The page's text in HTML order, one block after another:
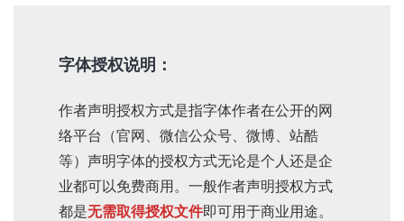
字体授权说明：
作者声明授权方式是指字体作者在公开的网
络平台（官网、微信公众号、微博、站酷
等）声明字体的授权方式无论是个人还是企
业都可以免费商用。一般作者声明授权方式
都是无需取得授权文件即可用于商业用途。